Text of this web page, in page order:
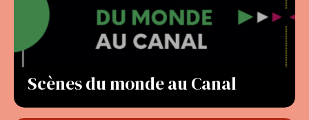
Scènes du monde au Canal